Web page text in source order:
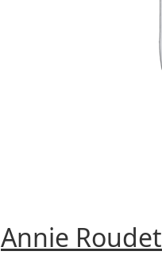
Annie Roudet